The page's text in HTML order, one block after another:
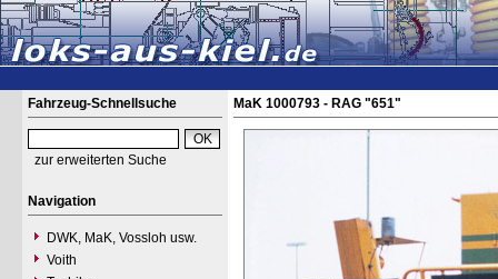
Fahrzeug-Schnellsuche
zur erweiterten Suche
Navigation
DWK, MaK, Vossloh usw.
Voith
MaK 1000793 - RAG "651"